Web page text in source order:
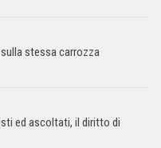
stessa carrozza
ed ascoltati, il diritto di